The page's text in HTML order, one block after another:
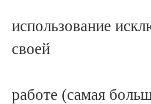
использование
своей
работе (самая